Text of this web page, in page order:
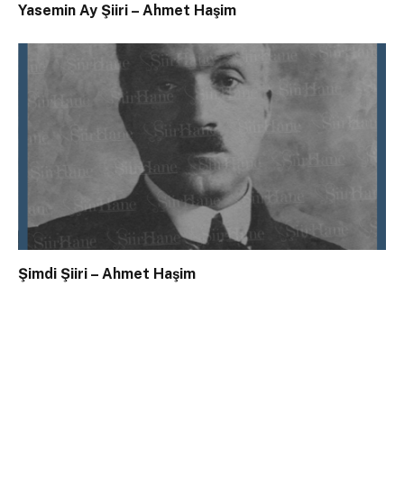
Yasemin Ay Şiiri – Ahmet Haşim
Şimdi Şiiri – Ahmet Haşim